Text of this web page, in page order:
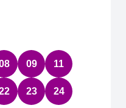
09 11
23 24